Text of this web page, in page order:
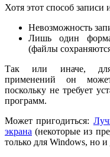
Хотя этот способ записи
Невозможность
Лишь один
(файлы
Так или иначе, для
применений он
поскольку не требует
программ.
Может пригодиться:
экрана (некоторые из
только для Windows, но и